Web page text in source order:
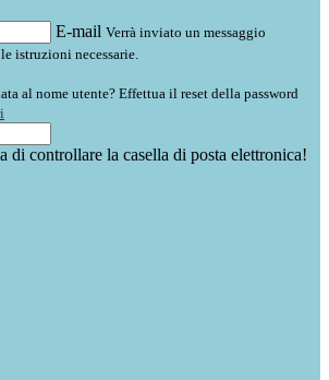
E-mail Verrà inviato un messaggio
istruzioni necessarie.
al nome utente? Effettua il reset della password
di controllare la casella di posta elettronica!